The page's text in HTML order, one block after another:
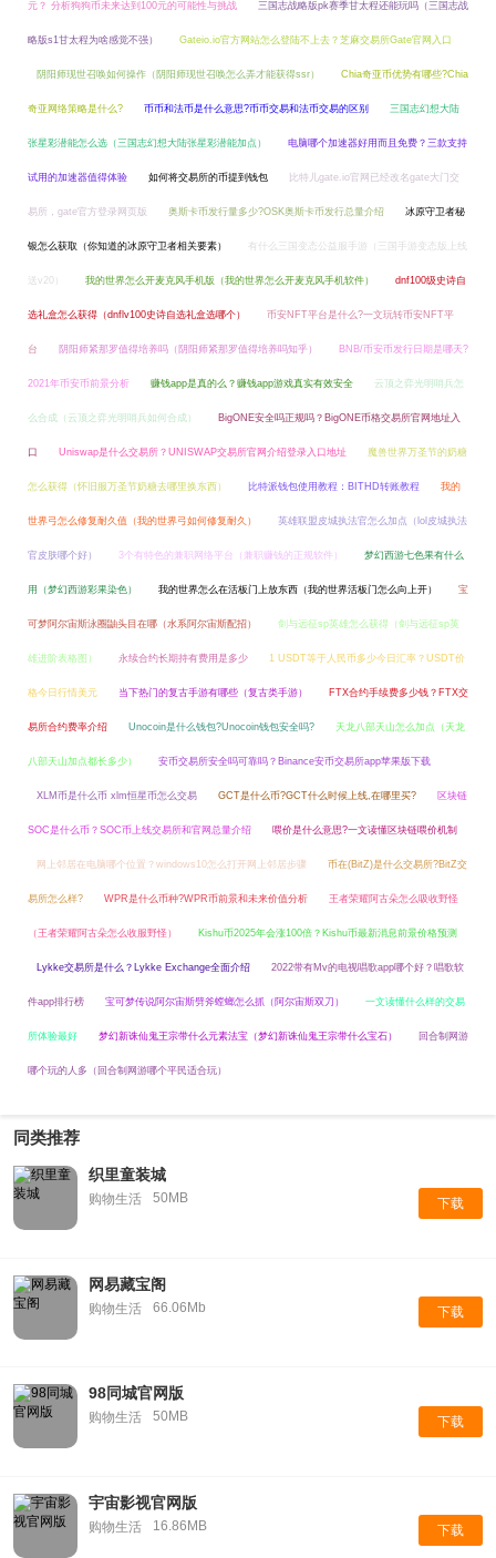
元？ 分析狗狗币未来达到100元的可能性与挑战 三国志战略版pk赛季甘太程还能玩吗（三国志战
略版s1甘太程为啥感觉不强） Gateio.io官方网站怎么登陆不上去？芝麻交易所Gate官网入口
阴阳师现世召唤如何操作（阴阳师现世召唤怎么弄才能获得ssr） Chia奇亚币优势有哪些?Chia
奇亚网络策略是什么? 币币和法币是什么意思?币币交易和法币交易的区别 三国志幻想大陆
张星彩潜能怎么选（三国志幻想大陆张星彩潜能加点） 电脑哪个加速器好用而且免费？三款支持
试用的加速器值得体验 如何将交易所的币提到钱包 比特儿gate.io官网已经改名gate大门交
易所，gate官方登录网页版 奥斯卡币发行量多少?OSK奥斯卡币发行总量介绍 冰原守卫者秘
银怎么获取（你知道的冰原守卫者相关要素） 有什么三国变态公益服手游（三国手游变态版上线
送v20） 我的世界怎么开麦克风手机版（我的世界怎么开麦克风手机软件） dnf100级史诗自
选礼盒怎么获得（dnflv100史诗自选礼盒选哪个） 币安NFT平台是什么?一文玩转币安NFT平
台 阴阳师紧那罗值得培养吗（阴阳师紧那罗值得培养吗知乎） BNB/币安币发行日期是哪天?
2021年币安币前景分析 赚钱app是真的么？赚钱app游戏真实有效安全 云顶之弈光明哨兵怎
么合成（云顶之弈光明哨兵如何合成） BigONE安全吗正规吗？BigONE币格交易所官网地址入
口 Uniswap是什么交易所？UNISWAP交易所官网介绍登录入口地址 魔兽世界万圣节的奶糖
怎么获得（怀旧服万圣节奶糖去哪里换东西） 比特派钱包使用教程：BITHD转账教程 我的
世界弓怎么修复耐久值（我的世界弓如何修复耐久） 英雄联盟皮城执法官怎么加点（lol皮城执法
官皮肤哪个好） 3个有特色的兼职网络平台（兼职赚钱的正规软件） 梦幻西游七色果有什么
用（梦幻西游彩果染色） 我的世界怎么在活板门上放东西（我的世界活板门怎么向上开） 宝
可梦阿尔宙斯泳圈鼬头目在哪（水系阿尔宙斯配招） 剑与远征sp英雄怎么获得（剑与远征sp英
雄进阶表格图） 永续合约长期持有费用是多少 1 USDT等于人民币多少今日汇率？USDT价
格今日行情美元 当下热门的复古手游有哪些（复古类手游） FTX合约手续费多少钱？FTX交
易所合约费率介绍 Unocoin是什么钱包?Unocoin钱包安全吗? 天龙八部天山怎么加点（天龙
八部天山加点都长多少） 安币交易所安全吗可靠吗？Binance安币交易所app苹果版下载
XLM币是什么币 xlm恒星币怎么交易 GCT是什么币?GCT什么时候上线,在哪里买? 区块链
SOC是什么币？SOC币上线交易所和官网总量介绍 喂价是什么意思?一文读懂区块链喂价机制
网上邻居在电脑哪个位置？windows10怎么打开网上邻居步骤 币在(BitZ)是什么交易所?BitZ交
易所怎么样? WPR是什么币种?WPR币前景和未来价值分析 王者荣耀阿古朵怎么吸收野怪
（王者荣耀阿古朵怎么收服野怪） Kishu币2025年会涨100倍？Kishu币最新消息前景价格预测
Lykke交易所是什么？Lykke Exchange全面介绍 2022带有Mv的电视唱歌app哪个好？唱歌软
件app排行榜 宝可梦传说阿尔宙斯劈斧螳螂怎么抓（阿尔宙斯双刀） 一文读懂什么样的交易
所体验最好 梦幻新诛仙鬼王宗带什么元素法宝（梦幻新诛仙鬼王宗带什么宝石） 回合制网游
哪个玩的人多（回合制网游哪个平民适合玩）
同类推荐
织里童装城
购物生活 50MB 下载
网易藏宝阁
购物生活 66.06Mb 下载
98同城官网版
购物生活 50MB 下载
宇宙影视官网版
购物生活 16.86MB 下载